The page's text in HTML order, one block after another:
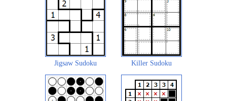
Jigsaw Sudoku Killer Sudoku